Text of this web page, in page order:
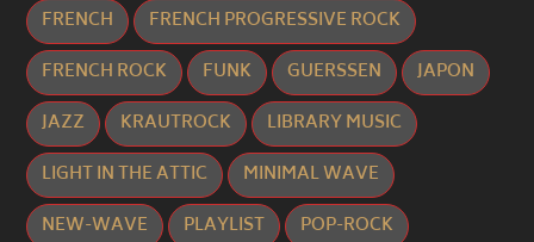
FRENCH
FRENCH PROGRESSIVE ROCK
FRENCH ROCK
FUNK GUERSSEN
JAPON
JAZZ
KRAUTROCK
LIBRARY MUSIC
LIGHT IN THE ATTIC
MINIMAL WAVE
NEW-WAVE
PLAYLIST
POP-ROCK